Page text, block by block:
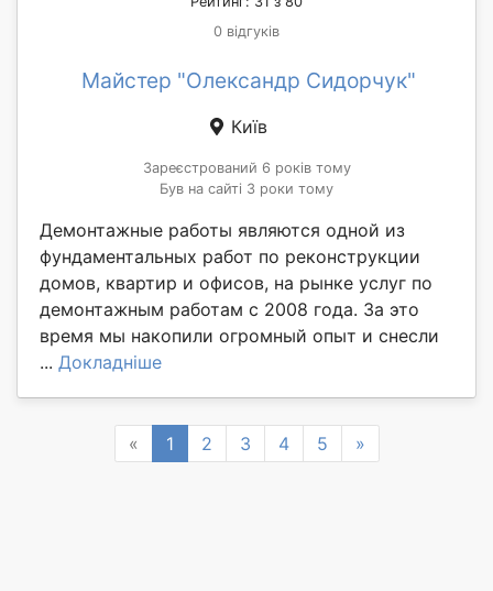
0 відгуків
Майстер "Олександр Сидорчук"
Київ
Зареєстрований 6 років тому
Був на сайті 3 роки тому
Демонтажные работы являются одной из
фундаментальных работ по реконструкции
домов, квартир и офисов, на рынке услуг по
демонтажным работам с 2008 года. За это
время мы накопили огромный опыт и снесли
... Докладніше
« Previous
1 2 3 4 5 »Next